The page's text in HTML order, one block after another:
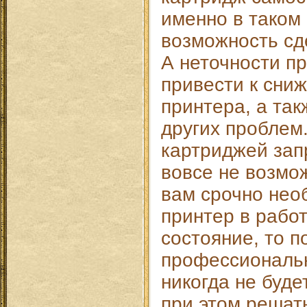
именно в таком
возможность
А неточности
привести к
принтера, а
других
картриджей
вовсе не
вам срочно
принтер в
состояние, то
никогда не